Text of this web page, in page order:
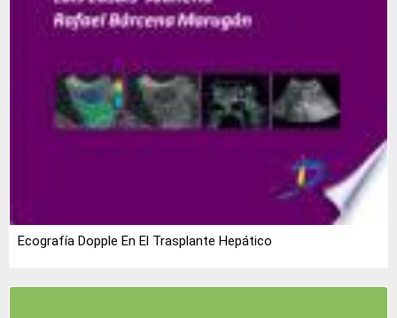
Ecografía Dopple En El Trasplante Hepático